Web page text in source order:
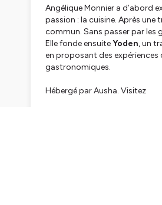
Angélique Monnier a d’abord
passion : la cuisine. Après une
commun. Sans passer par les
Elle fonde ensuiteYoden, un
en proposant des expériences
gastronomiques.
Hébergé par Ausha. Visitez